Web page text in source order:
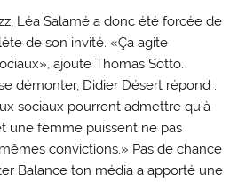
Léa Salamé a donc été forcée de
de son invité. «Ça agite
ajoute Thomas Sotto.
démonter, Didier Désert répond :
sociaux pourront admettre qu’à
une femme puissent ne pas
convictions.» Pas de chance
Balance ton média a apporté une